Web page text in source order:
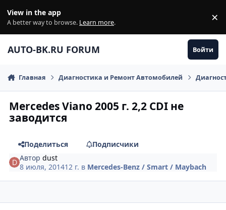
View in the app
A better way to browse. Learn more. ×
AUTO-BK.RU FORUM Войти
Главная Диагностика и Ремонт Автомобилей
Mercedes Viano 2005 г. 2,2 CDI не
заводится
Поделиться
Подписчики
Авторdust
8 июля, 201412 г. в Mercedes-Benz / Smart / Maybach